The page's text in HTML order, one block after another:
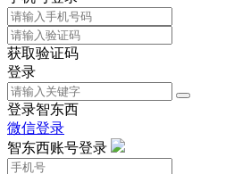
获取验证码
登录
登录智东西
微信登录
智东西账号登录